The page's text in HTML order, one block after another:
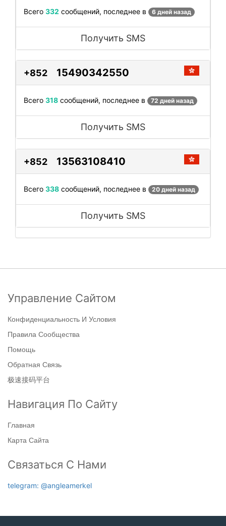
Всего 332 сообщений, последнее в 6 дней назад
Получить SMS
+852 15490342550
Всего 318 сообщений, последнее в 72 дней назад
Получить SMS
+852 13563108410
Всего 338 сообщений, последнее в 20 дней назад
Получить SMS
Управление Сайтом
Конфиденциальность И Условия
Правила Сообщества
Помощь
Обратная Связь
极速接码平台
Навигация По Сайту
Главная
Карта Сайта
Связаться С Нами
telegram: @angleamerkel